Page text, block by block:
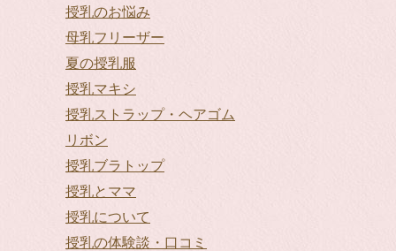
授乳のお悩み
母乳フリーザー
夏の授乳服
授乳マキシ
授乳ストラップ・ヘアゴム
リボン
授乳ブラトップ
授乳とママ
授乳について
授乳の体験談・口コミ